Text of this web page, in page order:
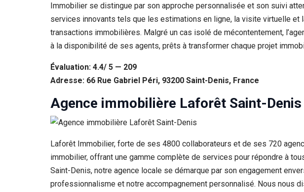
Immobilier se distingue par son approche personnalisée et son suivi
services innovants tels que les estimations en ligne, la visite virtuelle
transactions immobilières. Malgré un cas isolé de mécontentement,
à la disponibilité de ses agents, prêts à transformer chaque projet
Évaluation: 4.4/ 5 — 209
Adresse: 66 Rue Gabriel Péri, 93200 Saint-Denis, France
Agence immobilière Laforêt Saint-Denis
Laforêt Immobilier, forte de ses 4800 collaborateurs et de ses 720
immobilier, offrant une gamme complète de services pour répondre à
Saint-Denis, notre agence locale se démarque par son engagement
professionnalisme et notre accompagnement personnalisé. Nous nous